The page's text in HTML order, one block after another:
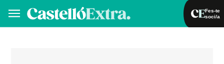
Fes-te
soci/a